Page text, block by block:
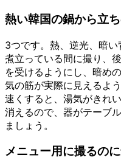
熱い韓国の鍋から立
3つです。熱、逆光、暗
煮立っている間に撮り、
を受けるようにし、暗め
気の筋が実際に見えるよ
速くすると、湯気がきれ
消えるので、器がテーブ
ましょう。
メニュー用に撮るの